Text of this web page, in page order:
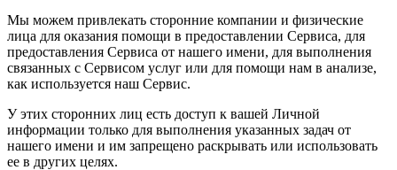
Мы можем привлекать сторонние компании и физические
лица для оказания помощи в предоставлении Сервиса, для
предоставления Сервиса от нашего имени, для выполнения
связанных с Сервисом услуг или для помощи нам в анализе,
как используется наш Сервис.
У этих сторонних лиц есть доступ к вашей Личной
информации только для выполнения указанных задач от
нашего имени и им запрещено раскрывать или использовать
ее в других целях.